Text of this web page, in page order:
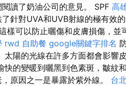
讀了奶油公司的意見。 SPF 高
針對UVA和UVB射線的極有效
樣可以防止曬傷和皮膚損傷，並
rwd 自助餐 google關鍵字排名
太陽的光線在許多方面都會影響
快的變暖到曬黑到色素斑，皺紋
原因之一是暴露於紫外線。 台